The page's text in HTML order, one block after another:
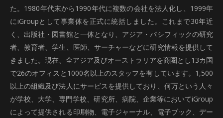
た。1980年代末から1990年代に複数の会社を法人化し、1999年
にiGroupとして事業体を正式に統括しました。これまで30年近
く、出版社・図書館と一体となり、アジア・パシフィックの研究
者、教育者、学生、医師、サーチャーなどに研究情報を提供して
きました。現在、全アジア及びオーストラリアを商圏とし13カ国
で26のオフィスと1000名以上のスタッフを有しています。1,500
以上の組織及び法人にサービスを提供しており、何万という人々
が学校、大学、専門学校、研究所、病院、企業等においてiGroup
によって提供される印刷物、電子ジャーナル、電子ブック、デー